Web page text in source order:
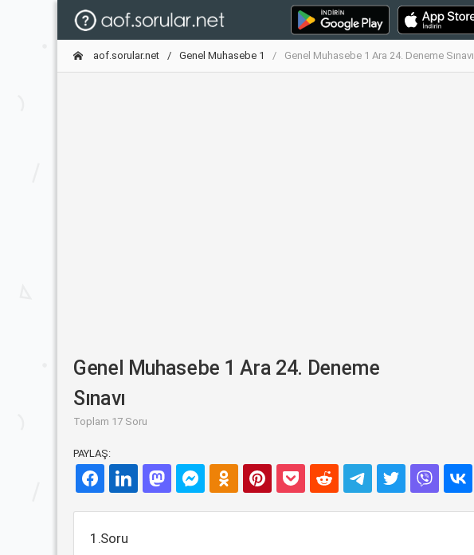
aof.sorular.net Genel Muhasebe 1 Genel Muhasebe 1 Ara 24. Deneme Sınavı
Genel Muhasebe 1 Ara 24. Deneme
Sınavı
Toplam 17 Soru
PAYLAŞ:
1.Soru